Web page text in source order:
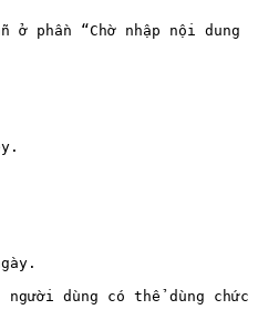
phần “Chờ nhập nội dung
dùng có thể dùng chức